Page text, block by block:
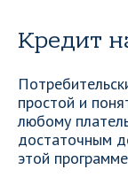
Кредит
простой и
любому
достаточным
этой